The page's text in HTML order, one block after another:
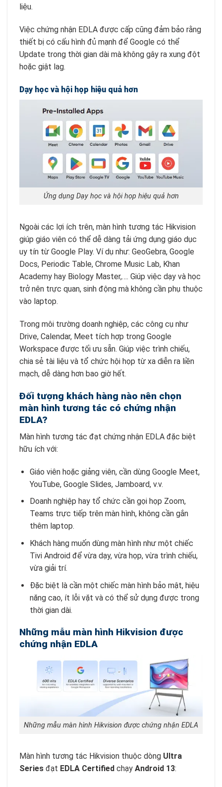
liệu.
Việc chứng nhận EDLA được cấp cũng đảm bảo rằng
thiết bị có cấu hình đủ mạnh để Google có thể
Update trong thời gian dài mà không gây ra xung đột
hoặc giật lag.
Dạy học và hội họp hiệu quả hơn
Ứng dụng Dạy học và hội họp hiệu quả hơn
Ngoài các lợi ích trên, màn hình tương tác Hikvision
giúp giáo viên có thể dễ dàng tải ứng dụng giáo dục
uy tín từ Google Play. Ví dụ như: GeoGebra, Google
Docs, Periodic Table, Chrome Music Lab, Khan
Academy hay Biology Master,…. Giúp việc dạy và học
trở nên trực quan, sinh động mà không cần phụ thuộc
vào laptop.
Trong môi trường doanh nghiệp, các công cụ như
Drive, Calendar, Meet tích hợp trong Google
Workspace được tối ưu sẵn. Giúp việc trình chiếu,
chia sẻ tài liệu và tổ chức hội họp từ xa diễn ra liền
mạch, dễ dàng hơn bao giờ hết.
Đối tượng khách hàng nào nên chọn
màn hình tương tác có chứng nhận
EDLA?
Màn hình tương tác đạt chứng nhận EDLA đặc biệt
hữu ích với:
Giáo viên hoặc giảng viên, cần dùng Google Meet,
YouTube, Google Slides, Jamboard, v.v.
Doanh nghiệp hay tổ chức cần gọi họp Zoom,
Teams trực tiếp trên màn hình, không cần gắn
thêm laptop.
Khách hàng muốn dùng màn hình như một chiếc
Tivi Android để vừa dạy, vừa họp, vừa trình chiếu,
vừa giải trí.
Đặc biệt là cần một chiếc màn hình bảo mật, hiệu
năng cao, ít lỗi vặt và có thể sử dụng được trong
thời gian dài.
Những mẫu màn hình Hikvision được
chứng nhận EDLA
Những mẫu màn hình Hikvision được chứng nhận EDLA
Màn hình tương tác Hikvision thuộc dòng Ultra
Series đạt EDLA Certified chạy Android 13: